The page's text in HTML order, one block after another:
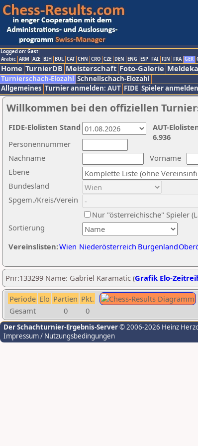
Logged on: Gast
Arabic ARM AZE BIH BUL CAT CHN CRO CZE DEN ENG ESP FAI FIN FRA GER
Home TurnierDB Meisterschaft Foto-Galerie
Turnierschach-Elozahl Schnellschach-Elozahl
Allgemeines Turnier anmelden: AUT FIDE Spieler anmelden
Willkommen bei den offiziellen
Nachname
Vorname
Ebene
Sortierung
Personennummer
Bundesland
Spgem./Kreis/Verein
Nur "österreichische" Spieler
Vereinslisten:Wien Niederösterreich Burgenland
AUT-
6.936
FIDE-Elolisten Stand
Pnr:133299 Name: Gabriel Karamatic (Grafik Elo-
Periode Elo Partien Pkt.
Gesamt
0 0
Der Schachturnier-Ergebnis-Server© 2006-2026 Heinz
Impressum / Nutzungsbedingungen